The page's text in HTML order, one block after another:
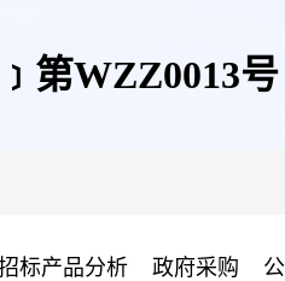
第WZZ0013号
标产品分析 政府采购